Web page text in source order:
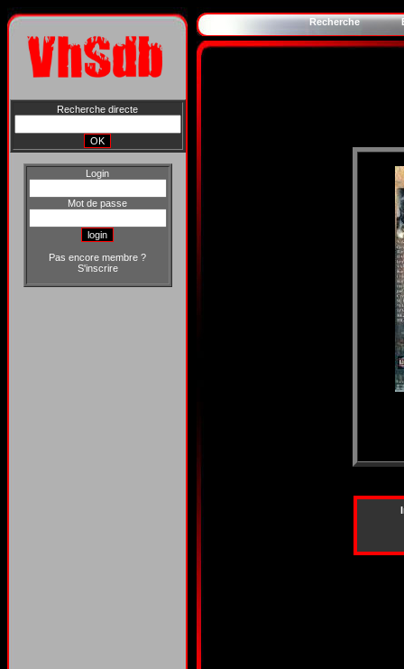
Recherche directe
Login
Mot de passe
Pas encore membre ?
S'inscrire
Recherche